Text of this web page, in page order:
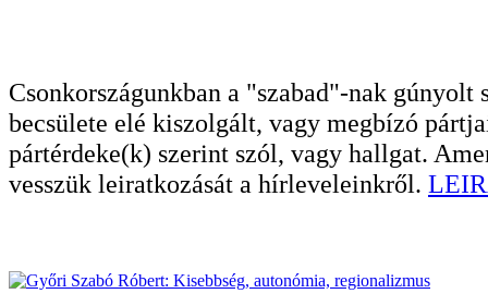
Csonkországunkban a "szabad"-nak
becsülete elé kiszolgált, vagy megbízó
pártérdeke(k) szerint szól, vagy hallgat.
vesszük leiratkozását a hírleveleinkről.